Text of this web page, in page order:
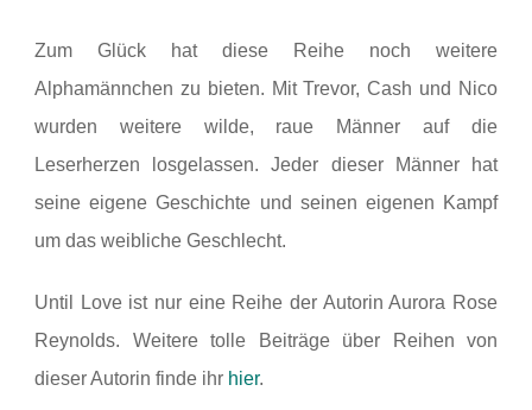
Zum Glück hat diese Reihe noch weitere
Alphamännchen zu bieten. Mit Trevor, Cash und Nico
wurden weitere wilde, raue Männer auf die
Leserherzen losgelassen. Jeder dieser Männer hat
seine eigene Geschichte und seinen eigenen Kampf
um das weibliche Geschlecht.
Until Love ist nur eine Reihe der Autorin Aurora Rose
Reynolds. Weitere tolle Beiträge über Reihen von
dieser Autorin finde ihr hier.